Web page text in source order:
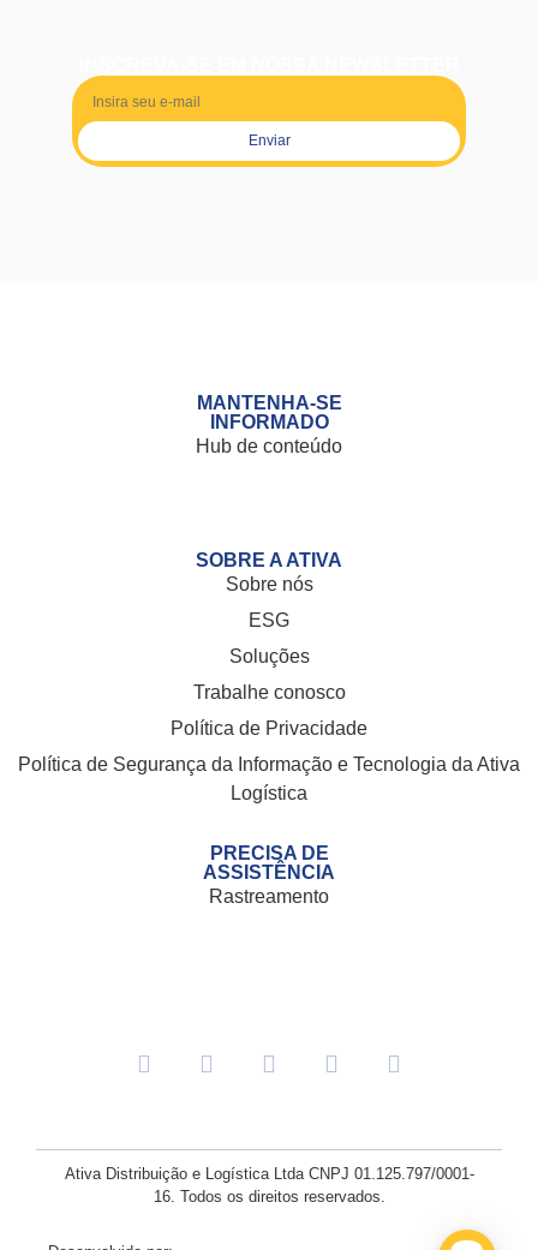
Enviar
MANTENHA-SE
INFORMADO
Hub de conteúdo
SOBRE A ATIVA
Sobre nós
ESG
Soluções
Trabalhe conosco
Política de Privacidade
Política de Segurança da Informação e Tecnologia da Ativa
Logística
PRECISA DE
ASSISTÊNCIA
Rastreamento
Ativa Distribuição e Logística Ltda CNPJ 01.125.797/0001-
16. Todos os direitos reservados.